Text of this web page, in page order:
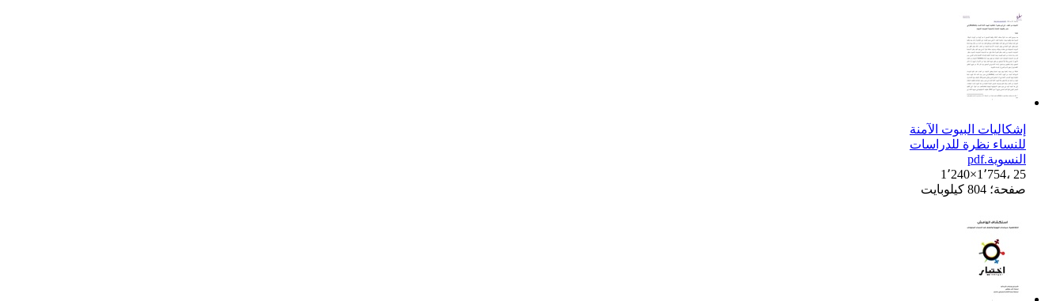
إشكاليات البيوت الآمنة
للنساء نظرة للدراسات
النسوية.pdf
1٬240×1٬754، 25
صفحة؛ 804 كيلوبايت